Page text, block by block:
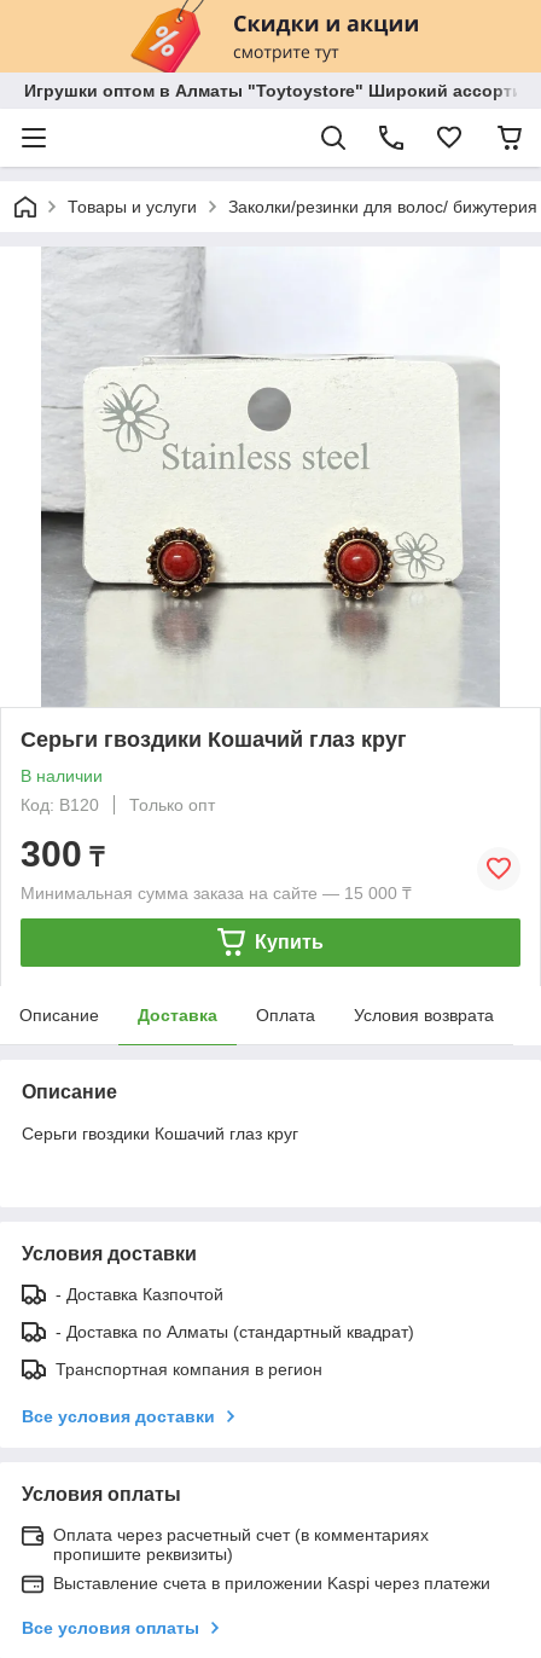
Игрушки оптом в Алматы "Toytoystore" Широкий
Товары и услуги Заколки/резинки для волос/ бижутерия
Серьги гвоздики Кошачий глаз круг
В наличии
Код: B120
Только опт
300 ₸
Минимальная сумма заказа на сайте — 15 000 ₸
Купить
Описание Доставка Оплата Условия возврата
Описание
Серьги гвоздики Кошачий глаз круг
Условия доставки
- Доставка Казпочтой
- Доставка по Алматы (стандартный квадрат)
Транспортная компания в регион
Все условия доставки
Условия оплаты
Оплата через расчетный счет (в комментариях
пропишите реквизиты)
Выставление счета в приложении Kaspi через платежи
Все условия оплаты